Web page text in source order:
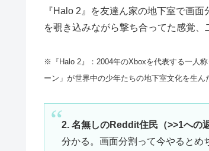
『Halo 2』を友達ん家の地下室で画
を覗き込みながら撃ち合ってた感覚
※『Halo 2』：2004年のXboxを代表する一人
ーン」が世界中の少年たちの地下室文化を生ん
2. 名無しのReddit住民（>>1への
分かる。画面分割って今やるとめ